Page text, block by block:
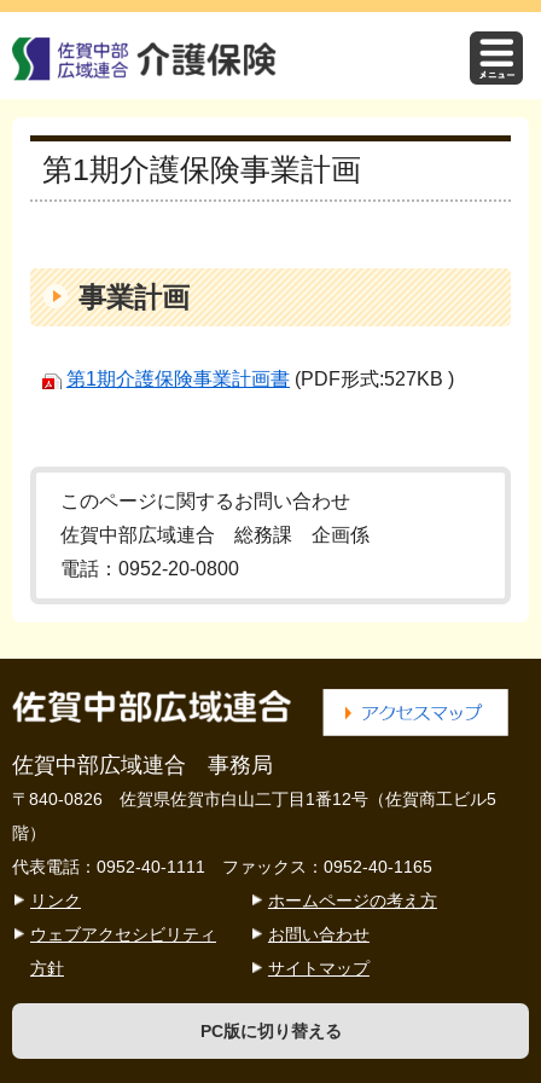
第1期介護保険事業計画
事業計画
第1期介護保険事業計画書 (PDF形式:527KB )
このページに関するお問い合わせ
佐賀中部広域連合 総務課 企画係
電話：0952-20-0800
佐賀中部広域連合 事務局
〒840-0826 佐賀県佐賀市白山二丁目1番12号（佐賀商工ビル5
階）
代表電話：0952-40-1111 ファックス：0952-40-1165
リンク
ホームページの考え方
ウェブアクセシビリティ
方針
お問い合わせ
サイトマップ
PC版に切り替える